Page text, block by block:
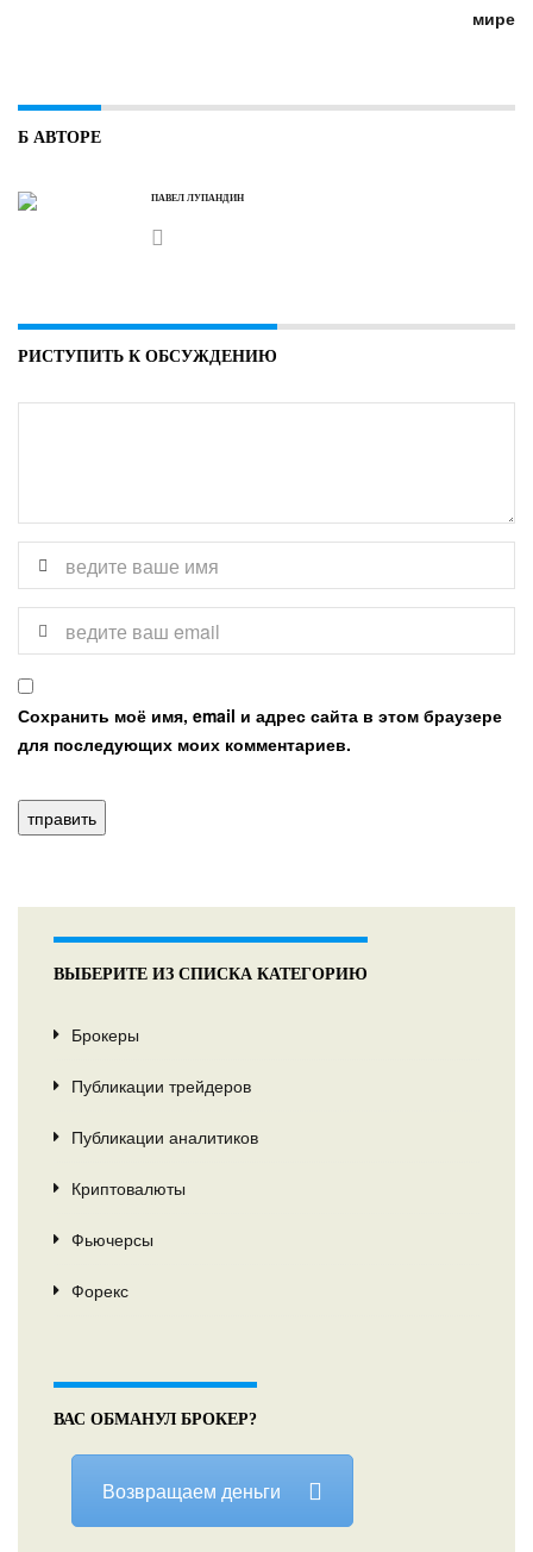
Б АВТОРЕ
ПАВЕЛ ЛУПАНДИН
РИСТУПИТЬ К ОБСУЖДЕНИЮ
Сохранить моё имя, email и адрес сайта в этом браузере
для последующих моих комментариев.
ВЫБЕРИТЕ ИЗ СПИСКА КАТЕГОРИЮ
Брокеры
Публикации трейдеров
Публикации аналитиков
Криптовалюты
Фьючерсы
Форекс
ВАС ОБМАНУЛ БРОКЕР?
Возвращаем деньги